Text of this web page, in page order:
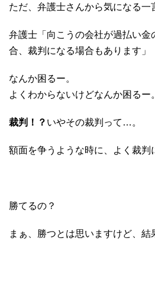
ただ、弁護士さんから気になる一
弁護士「向こうの会社が過払い金
合、裁判になる場合もあります」
なんか困るー。
よくわからないけどなんか困るー。
裁判！？ いやその裁判って…。
額面を争うような時に、よく裁判
勝てるの？
まぁ、勝つとは思いますけど、結